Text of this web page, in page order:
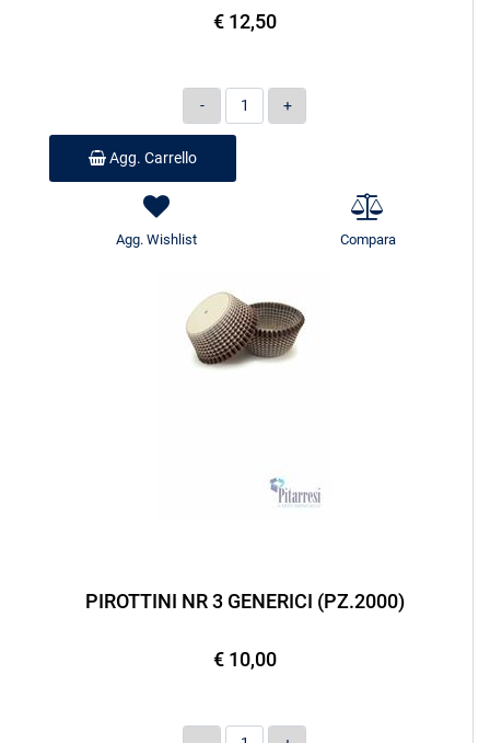
€ 12,50
Quantità
Agg. Carrello
Agg. Wishlist Compara
PIROTTINI NR 3 GENERICI (PZ.2000)
€ 10,00
Quantità